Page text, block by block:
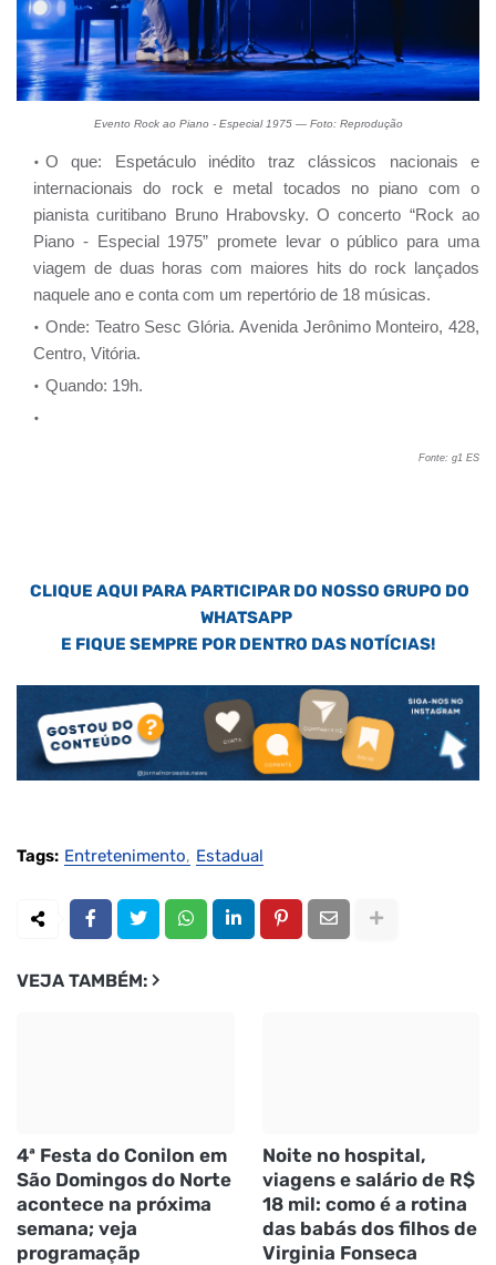
Evento Rock ao Piano - Especial 1975 — Foto: Reprodução
O que: Espetáculo inédito traz clássicos nacionais e
internacionais do rock e metal tocados no piano com o
pianista curitibano Bruno Hrabovsky. O concerto “Rock ao
Piano - Especial 1975” promete levar o público para uma
viagem de duas horas com maiores hits do rock lançados
naquele ano e conta com um repertório de 18 músicas.
Onde: Teatro Sesc Glória. Avenida Jerônimo Monteiro, 428,
Centro, Vitória.
Quando: 19h.
Fonte: g1 ES
CLIQUE AQUI PARA PARTICIPAR DO NOSSO GRUPO DO
WHATSAPP
E FIQUE SEMPRE POR DENTRO DAS NOTÍCIAS!
Tags: Entretenimento Estadual
VEJA TAMBÉM:
4ª Festa do Conilon em
São Domingos do Norte
acontece na próxima
semana; veja
programaçãp
Noite no hospital,
viagens e salário de R$
18 mil: como é a rotina
das babás dos filhos de
Virginia Fonseca